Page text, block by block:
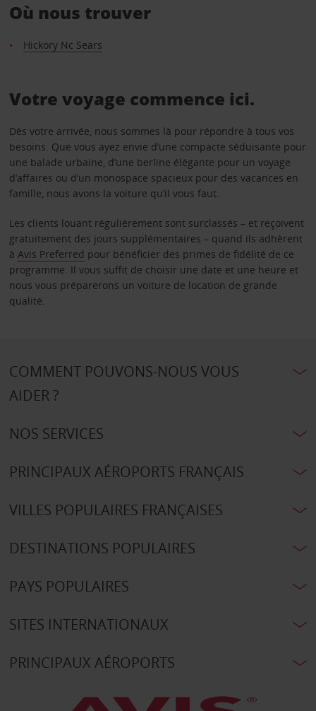
Où nous trouver
Hickory Nc Sears
Votre voyage commence ici.
Dès votre arrivée, nous sommes là pour répondre à tous vos
besoins. Que vous ayez envie d’une compacte séduisante pour
une balade urbaine, d’une berline élégante pour un voyage
d’affaires ou d’un monospace spacieux pour des vacances en
famille, nous avons la voiture qu’il vous faut.
Les clients louant régulièrement sont surclassés – et reçoivent
gratuitement des jours supplémentaires – quand ils adhèrent
à Avis Preferred pour bénéficier des primes de fidélité de ce
programme. Il vous suffit de choisir une date et une heure et
nous vous préparerons un voiture de location de grande
qualité.
COMMENT POUVONS-NOUS VOUS
AIDER ?
NOS SERVICES
PRINCIPAUX AÉROPORTS FRANÇAIS
VILLES POPULAIRES FRANÇAISES
DESTINATIONS POPULAIRES
PAYS POPULAIRES
SITES INTERNATIONAUX
PRINCIPAUX AÉROPORTS